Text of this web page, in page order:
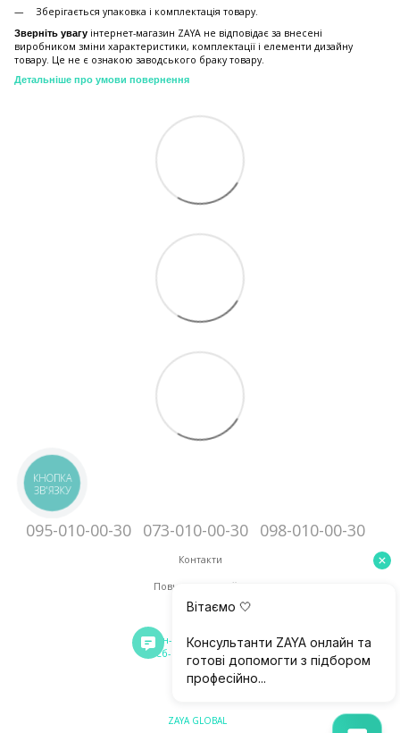
Зберiгається упаковка і комплектація товару.
Зверніть увагу інтернет-магазин ZAYA не відповідає за внесені
виробником зміни характеристики, комплектації і елементи дизайну
товару. Це не є ознакою заводського браку товару.
Детальніше про умови повернення
095-010-00-30 073-010-00-30 098-010-00-30
Контакти
Повна версія сайту
Мапа сайту
Пн-Пт: 10:00 - 18:00
Сб-Нд: 11:00 - 13:00
© 2018-2026
ZAYA GLOBAL
КНОПКА
ЗВ'ЯЗКУ